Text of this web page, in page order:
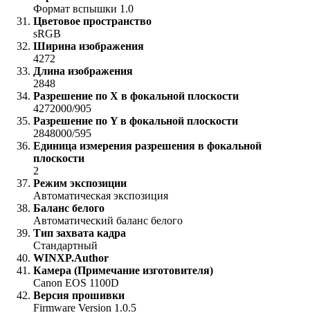
Формат вспышки 1.0
Цветовое пространство
sRGB
Ширина изображения
4272
Длина изображения
2848
Разрешение по X в фокальной плоскости
4272000/905
Разрешение по Y в фокальной плоскости
2848000/595
Единица измерения разрешения в фокальной
плоскости
2
Режим экспозиции
Автоматическая экспозиция
Баланс белого
Автоматический баланс белого
Тип захвата кадра
Стандартный
WINXP.Author
Камера (Примечание изготовителя)
Canon EOS 1100D
Версия прошивки
Firmware Version 1.0.5